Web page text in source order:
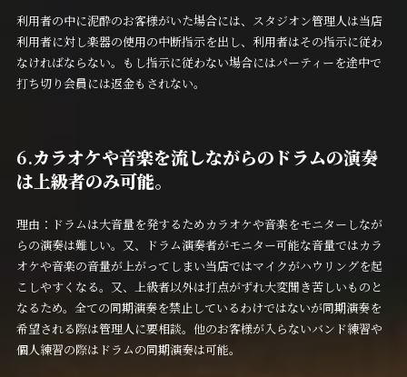
利用者の中に泥酔のお客様がいた場合には、スタジオン管理人は当店
利用者に対し楽器の使用の中断指示を出し、利用者はその指示に従わ
なければならない。もし指示に従わない場合にはパーティーを途中で
打ち切り会員には返金もされない。
6.カラオケや音楽を流しながらのドラムの演奏
は上級者のみ可能。
理由：ドラムは大音量を発するためカラオケや音楽をモニターしなが
らの演奏は難しい。又、ドラム演奏者がモニター可能な音量ではカラ
オケや音楽の音量が上がってしまい当店ではマイクがハウリングを起
こしやすくなる。又、上級者以外は打点がずれ大変聞き苦しいものと
なるため。全ての同期演奏を禁止しているわけではないが同期演奏を
希望される際は管理人に要相談。他のお客様が入らないバンド練習や
個人練習の際はドラムの同期演奏は可能。